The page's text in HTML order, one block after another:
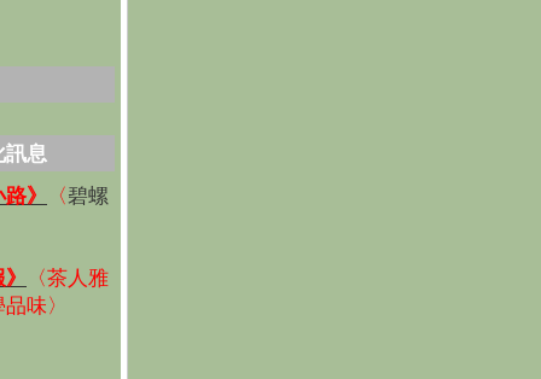
訊息
》 〈碧螺
〈茶人雅
味〉